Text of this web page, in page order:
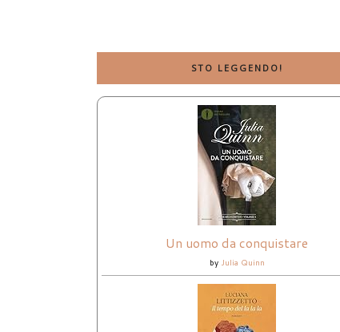
STO LEGGENDO!
Un uomo da conquistare
by Julia Quinn